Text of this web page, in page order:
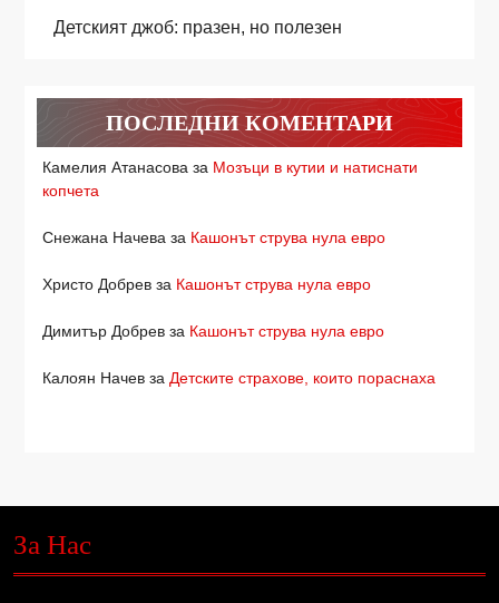
Детският джоб: празен, но полезен
ПОСЛЕДНИ КОМЕНТАРИ
Камелия Атанасова за Мозъци в кутии и натиснати
копчета
Снежана Начева за Кашонът струва нула евро
Христо Добрев за Кашонът струва нула евро
Димитър Добрев за Кашонът струва нула евро
Калоян Начев за Детските страхове, които пораснаха
За Нас